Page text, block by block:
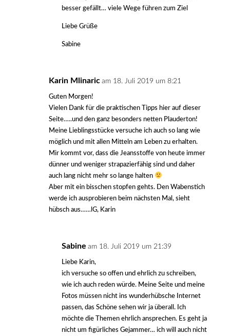
besser gefällt… viele Wege führen zum Ziel
Liebe Grüße
Sabine
Karin Mlinaric am 18. Juli 2019 um 8:21
Guten Morgen!
Vielen Dank für die praktischen Tipps hier auf dieser
Seite…..und den ganz besonders netten Plauderton!
Meine Lieblingsstücke versuche ich auch so lang wie
möglich und mit allen Mitteln am Leben zu erhalten.
Mir kommt vor, dass die Jeansstoffe von heute immer
dünner und weniger strapazierfähig sind und daher
auch lang nicht mehr so lange halten
Aber mit ein bisschen stopfen gehts. Den Wabenstich
werde ich ausprobieren beim nächsten Mal, sieht
hübsch aus……lG, Karin
Sabine am 18. Juli 2019 um 21:39
Liebe Karin,
ich versuche so offen und ehrlich zu schreiben,
wie ich auch reden würde. Meine Seite und meine
Fotos müssen nicht ins wunderhübsche Internet
passen, das Schöne sehen wir ja überall. Ich
möchte die Themen ehrlich ansprechen. Es geht ja
nicht um figürliches Gejammer… ich will auch nicht